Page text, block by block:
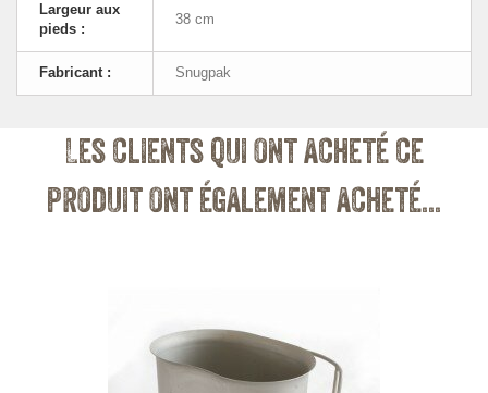
Largeur aux
pieds :
38 cm
Fabricant : Snugpak
Les clients qui ont acheté ce
produit ont également acheté...